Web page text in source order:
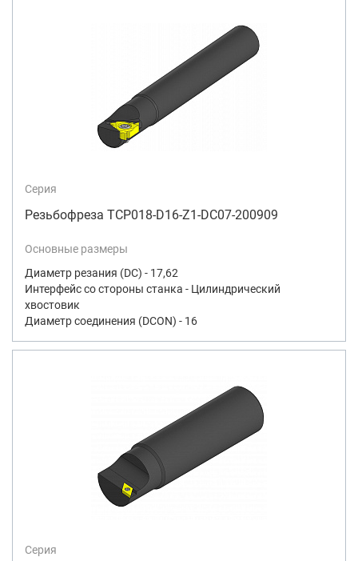
Серия
Резьбофреза TCP018-D16-Z1-DC07-200909
Основные размеры
Диаметр резания (DC) - 17,62
Интерфейс со стороны станка - Цилиндрический
хвостовик
Диаметр соединения (DCON) - 16
Серия